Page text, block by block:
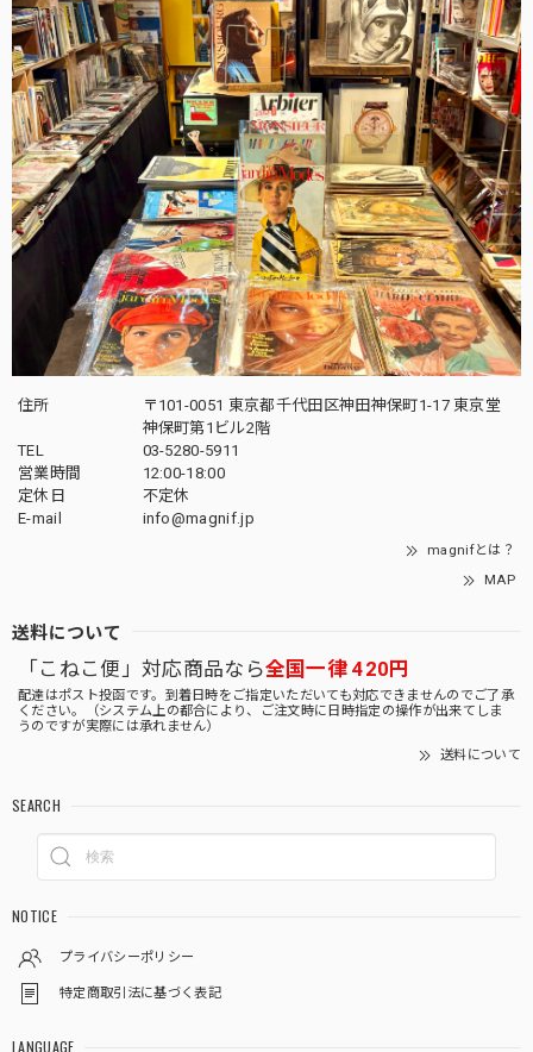
住所
〒101-0051 東京都千代田区神田神保町1-17 東京堂
神保町第1ビル2階
TEL
03-5280-5911
営業時間
12:00-18:00
定休日
不定休
E-mail
info@magnif.jp
magnifとは？
MAP
送料について
「こねこ便」対応商品なら全国一律 420円
配達はポスト投函です。到着日時をご指定いただいても対応できませんのでご了承
ください。（システム上の都合により、ご注文時に日時指定の操作が出来てしま
うのですが実際には承れません）
送料について
SEARCH
NOTICE
プライバシーポリシー
特定商取引法に基づく表記
LANGUAGE